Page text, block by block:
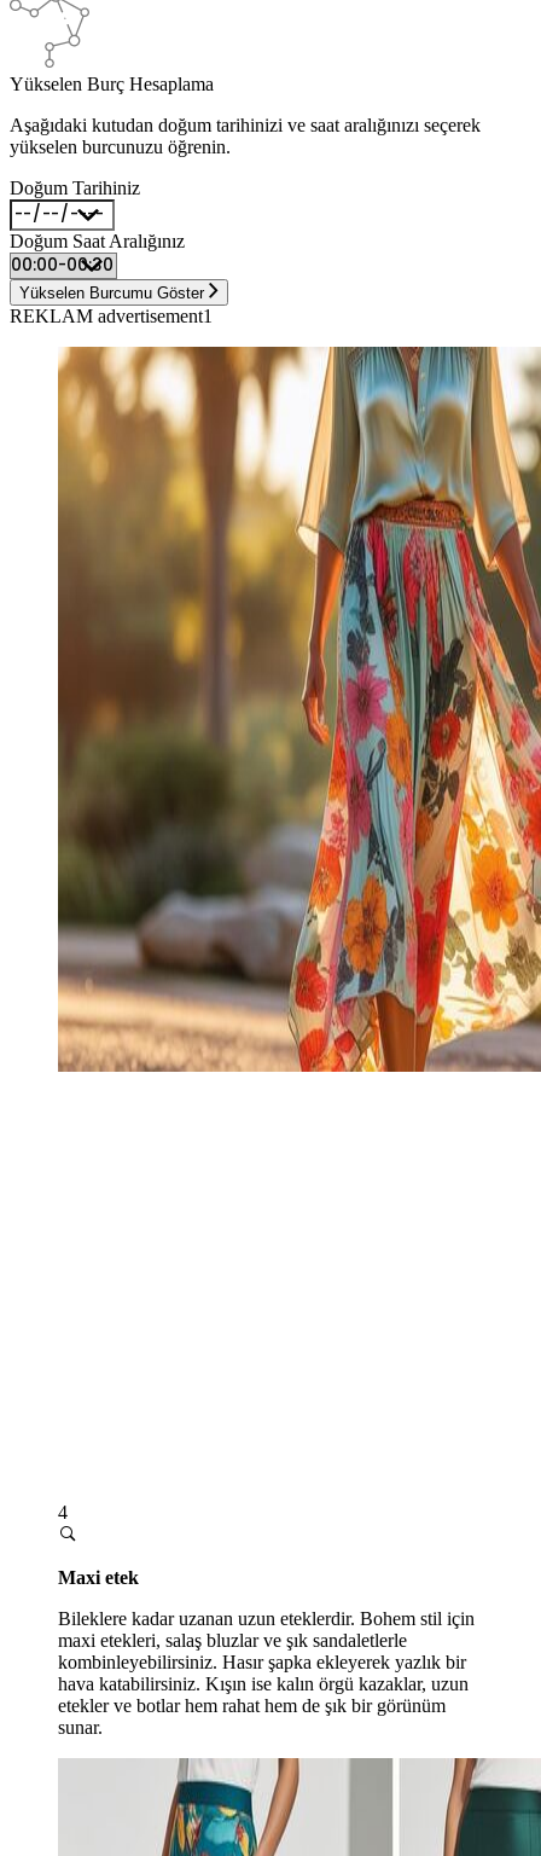
Yükselen Burç Hesaplama
Aşağıdaki kutudan doğum tarihinizi ve saat aralığınızı seçerek
yükselen burcunuzu öğrenin.
Doğum Tarihiniz
Doğum Saat Aralığınız
Yükselen Burcumu Göster
REKLAM advertisement1
4
Maxi etek
Bileklere kadar uzanan uzun eteklerdir. Bohem stil için
maxi etekleri, salaş bluzlar ve şık sandaletlerle
kombinleyebilirsiniz. Hasır şapka ekleyerek yazlık bir
hava katabilirsiniz. Kışın ise kalın örgü kazaklar, uzun
etekler ve botlar hem rahat hem de şık bir görünüm
sunar.